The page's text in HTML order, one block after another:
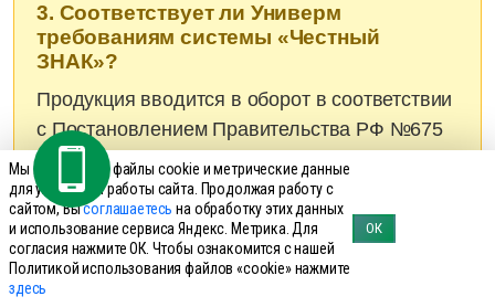
3. Соответствует ли Универм
требованиям системы «Честный
ЗНАК»?
Продукция вводится в оборот в соответствии
с Постановлением Правительства РФ №675
от 27.05.2024 и имеет цифровую маркировку
системы «Честный ЗНАК». Это обеспечивает
прослеживаемость партии, подтверждение
легальности происхождения и контроль
движения товара.
Мы используем файлы cookie и метрические данные
для улучшения работы сайта. Продолжая работу с
сайтом, Высоглашаетесь на обработку этих данных
и использование сервиса Яндекс. Метрика. Для
согласия нажмите ОК. Чтобы ознакомится с нашей
Политикой использования файлов «cookie» нажмите
здесь
ОК